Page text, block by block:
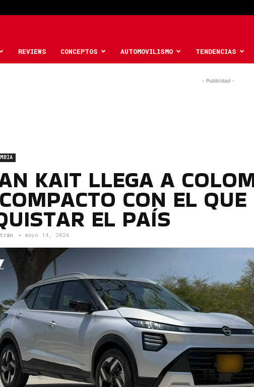
Car
REVIEWS CONCEPTOS AUTOMOVILISMO TENDENCIAS
- Publicidad -
KAIT LLEGA A
CON EL
EL PAÍS
- mayo 14, 2026